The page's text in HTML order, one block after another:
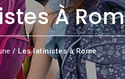
À
/ Les latinistes à Rome